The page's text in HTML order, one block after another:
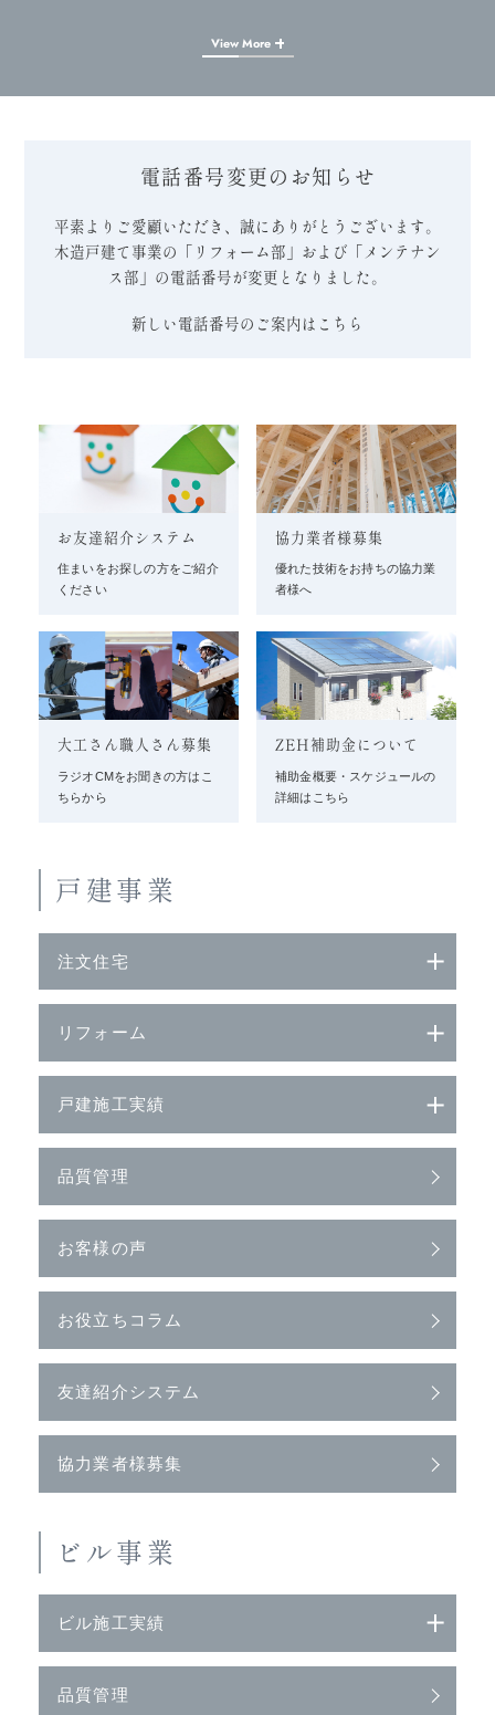
View More
電話番号変更のお知らせ
平素よりご愛顧いただき、誠にありがとうございます。
木造戸建て事業の「リフォーム部」および「メンテナン
ス部」の電話番号が変更となりました。
新しい電話番号のご案内はこちら
お友達紹介システム
住まいをお探しの方をご紹介
ください
協力業者様募集
優れた技術をお持ちの協力業
者様へ
大工さん職人さん募集
ラジオCMをお聞きの方はこ
ちらから
ZEH補助金について
補助金概要・スケジュールの
詳細はこちら
戸建事業
注文住宅
リフォーム
戸建施工実績
品質管理
お客様の声
お役立ちコラム
友達紹介システム
協力業者様募集
ビル事業
ビル施工実績
品質管理